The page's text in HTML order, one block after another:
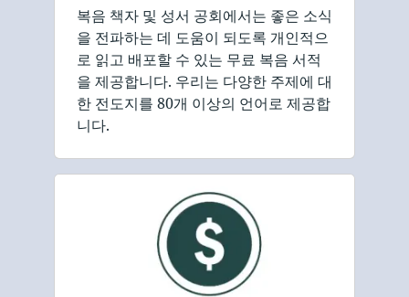
복음 책자 및 성서 공회에서는 좋은 소식
을 전파하는 데 도움이 되도록 개인적으
로 읽고 배포할 수 있는 무료 복음 서적
을 제공합니다. 우리는 다양한 주제에 대
한 전도지를 80개 이상의 언어로 제공합
니다.